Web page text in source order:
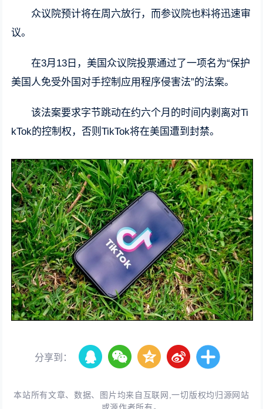
众议院预计将在周六放行，而参议院也料将迅速审
议。
在3月13日，美国众议院投票通过了一项名为“保护
美国人免受外国对手控制应用程序侵害法”的法案。
该法案要求字节跳动在约六个月的时间内剥离对Ti
kTok的控制权，否则TikTok将在美国遭到封禁。
分享到：
本站所有文章、数据、图片均来自互联网,一切版权均归源网站
或源作者所有。